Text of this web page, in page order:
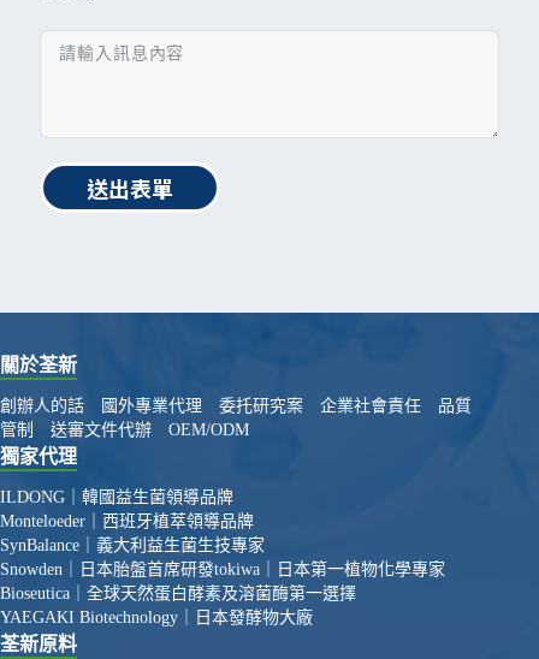
送出表單
關於荃新
創辦人的話 國外專業代理 委托研究案 企業社會責任
品質
管制
送審文件代辦 OEM/ODM
獨家代理
ILDONG｜韓國益生菌領導品牌
Monteloeder｜西班牙植萃領導品牌
SynBalance｜義大利益生菌生技專家
Snowden｜日本胎盤首席研發tokiwa｜日本第一植物化學專家
Bioseutica｜全球天然蛋白酵素及溶菌酶第一選擇
YAEGAKI Biotechnology｜日本發酵物大廠
荃新原料